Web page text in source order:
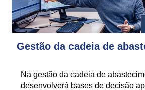
Gestão da cadeia de
Na gestão da cadeia de
desenvolverá bases de decisão